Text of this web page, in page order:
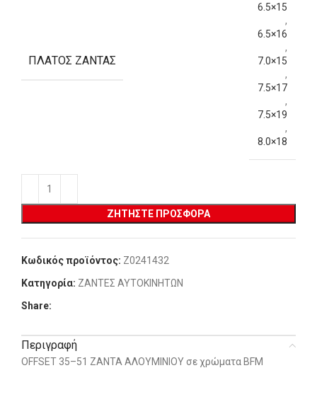
ΠΛΆΤΟΣ ΖΆΝΤΑΣ
6.5×15
,
6.5×16
,
7.0×15
,
7.5×17
,
7.5×19
,
8.0×18
ΖΗΤΉΣΤΕ ΠΡΟΣΦΟΡΆ
Κωδικός προϊόντος: Z0241432
Κατηγορία: ΖΑΝΤΕΣ ΑΥΤΟΚΙΝΗΤΩΝ
Share:
Περιγραφή
OFFSET 35–51 ΖΑΝΤΑ ΑΛΟΥΜΙΝΙΟΥ σε χρώματα BFM